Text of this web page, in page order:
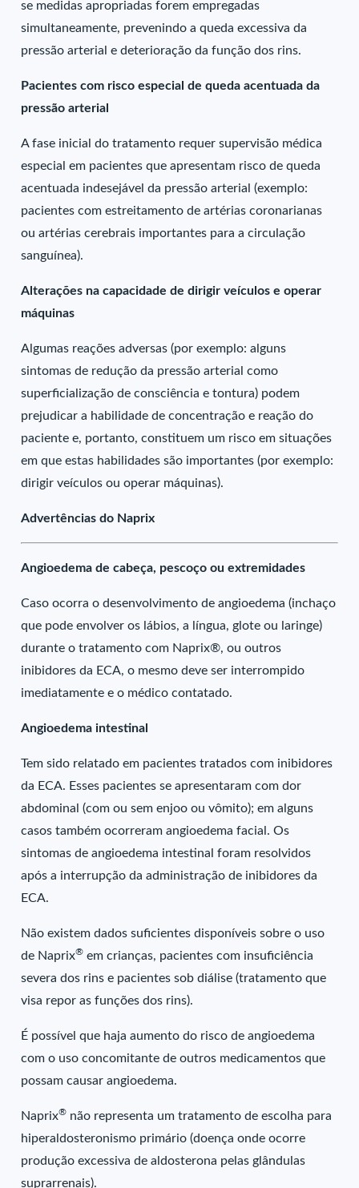
se medidas apropriadas forem empregadas
simultaneamente, prevenindo a queda excessiva da
pressão arterial e deterioração da função dos rins.
Pacientes com risco especial de queda acentuada da
pressão arterial
A fase inicial do tratamento requer supervisão médica
especial em pacientes que apresentam risco de queda
acentuada indesejável da pressão arterial (exemplo:
pacientes com estreitamento de artérias coronarianas
ou artérias cerebrais importantes para a circulação
sanguínea).
Alterações na capacidade de dirigir veículos e operar
máquinas
Algumas reações adversas (por exemplo: alguns
sintomas de redução da pressão arterial como
superficialização de consciência e tontura) podem
prejudicar a habilidade de concentração e reação do
paciente e, portanto, constituem um risco em situações
em que estas habilidades são importantes (por exemplo:
dirigir veículos ou operar máquinas).
Advertências do Naprix
Angioedema de cabeça, pescoço ou extremidades
Caso ocorra o desenvolvimento de angioedema (inchaço
que pode envolver os lábios, a língua, glote ou laringe)
durante o tratamento com Naprix®, ou outros
inibidores da ECA, o mesmo deve ser interrompido
imediatamente e o médico contatado.
Angioedema intestinal
Tem sido relatado em pacientes tratados com inibidores
da ECA. Esses pacientes se apresentaram com dor
abdominal (com ou sem enjoo ou vômito); em alguns
casos também ocorreram angioedema facial. Os
sintomas de angioedema intestinal foram resolvidos
após a interrupção da administração de inibidores da
ECA.
Não existem dados suficientes disponíveis sobre o uso
de Naprix® em crianças, pacientes com insuficiência
severa dos rins e pacientes sob diálise (tratamento que
visa repor as funções dos rins).
É possível que haja aumento do risco de angioedema
com o uso concomitante de outros medicamentos que
possam causar angioedema.
Naprix® não representa um tratamento de escolha para
hiperaldosteronismo primário (doença onde ocorre
produção excessiva de aldosterona pelas glândulas
suprarrenais).